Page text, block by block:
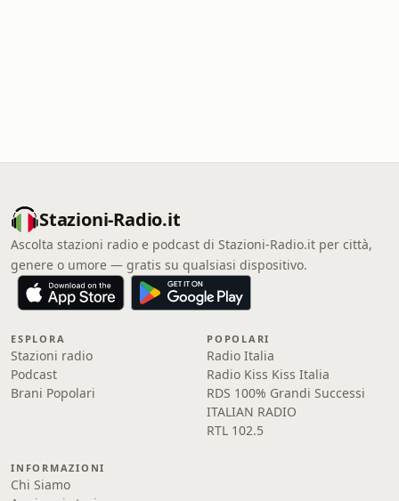
Stazioni-Radio.it
Ascolta stazioni radio e podcast di Stazioni-Radio.it per città,
genere o umore — gratis su qualsiasi dispositivo.
ESPLORA
Stazioni radio
Podcast
Brani Popolari
POPOLARI
Radio Italia
Radio Kiss Kiss Italia
RDS 100% Grandi Successi
ITALIAN RADIO
RTL 102.5
INFORMAZIONI
Chi Siamo